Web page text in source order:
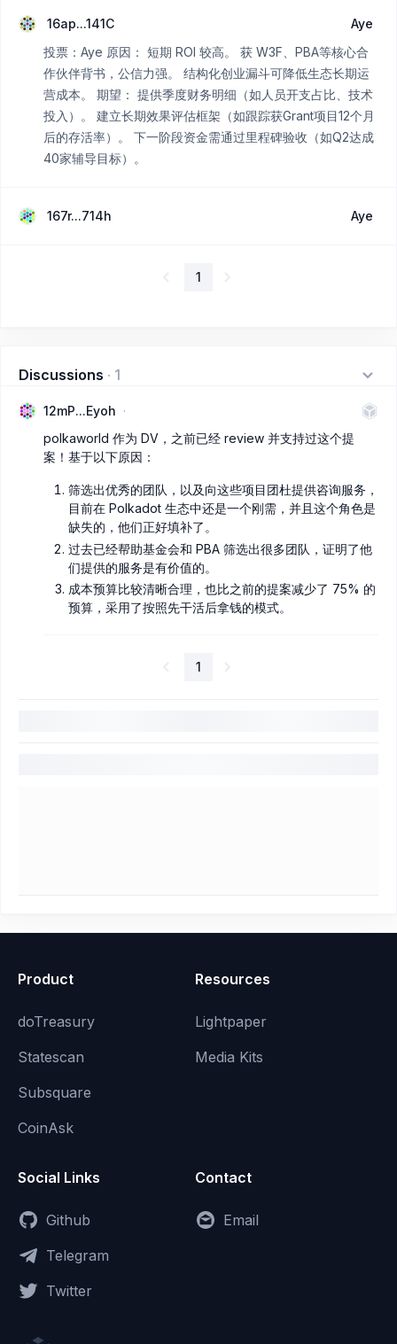
16ap...141C
Aye
投票：Aye 原因： 短期 ROI 较高。 获 W3F、PBA等核心合
作伙伴背书，公信力强。 结构化创业漏斗可降低生态长期运
营成本。 期望： 提供季度财务明细（如人员开支占比、技术
投入）。 建立长期效果评估框架（如跟踪获Grant项目12个月
后的存活率）。 下一阶段资金需通过里程碑验收（如Q2达成
40家辅导目标）。
167r...714h Aye
1
Discussions · 1
12mP...Eyoh
polkaworld 作为 DV，之前已经 review 并支持过这个提
案！基于以下原因：
筛选出优秀的团队，以及向这些项目团杜提供咨询服务，
目前在 Polkadot 生态中还是一个刚需，并且这个角色是
缺失的，他们正好填补了。
过去已经帮助基金会和 PBA 筛选出很多团队，证明了他
们提供的服务是有价值的。
成本预算比较清晰合理，也比之前的提案减少了 75% 的
预算，采用了按照先干活后拿钱的模式。
1
Product
doTreasury
Statescan
Subsquare
CoinAsk
Resources
Lightpaper
Media Kits
Social Links
Github
Telegram
Twitter
Contact
Email